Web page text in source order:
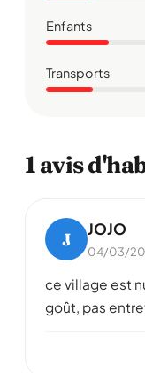
Enfants
Transports
1 avis
J JOJO
04/03/
ce village est
goût, pas